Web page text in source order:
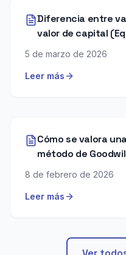
Diferencia entre
valor de capital
5 de marzo de 2026
Leer más
Cómo se valora
método de
8 de febrero de 2026
Leer más